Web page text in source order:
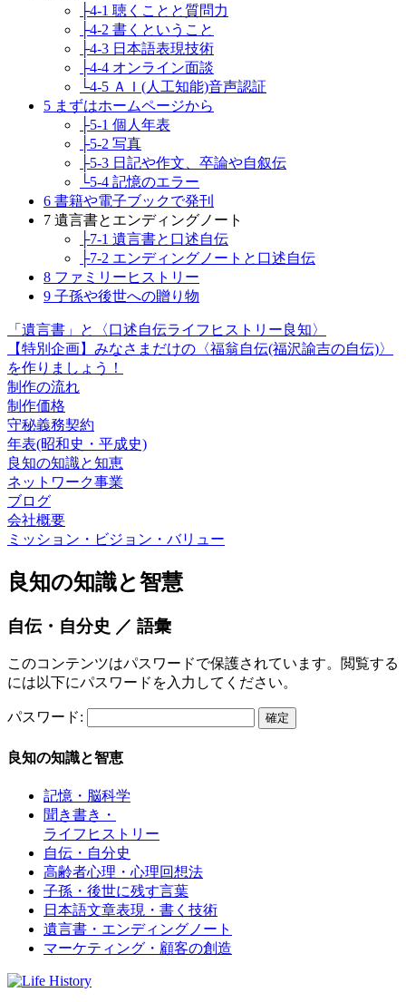
├4-1 聴くことと質問力
├4-2 書くということ
├4-3 日本語表現技術
├4-4 オンライン面談
└4-5 ＡＩ(人工知能)音声認証
5 まずはホームページから
├5-1 個人年表
├5-2 写真
├5-3 日記や作文、卒論や自叙伝
└5-4 記憶のエラー
6 書籍や電子ブックで発刊
7 遺言書とエンディングノート
├7-1 遺言書と口述自伝
├7-2 エンディングノートと口述自伝
8 ファミリーヒストリー
9 子孫や後世への贈り物
「遺言書」と〈口述自伝ライフヒストリー良知〉
【特別企画】みなさまだけの〈福翁自伝(福沢諭吉の自伝)〉
を作りましょう！
制作の流れ
制作価格
守秘義務契約
年表(昭和史・平成史)
良知の知識と知恵
ネットワーク事業
ブログ
会社概要
ミッション・ビジョン・バリュー
良知の知識と智慧
自伝・自分史 ／ 語彙
このコンテンツはパスワードで保護されています。閲覧する
には以下にパスワードを入力してください。
パスワード:
良知の知識と智恵
記憶・脳科学
聞き書き・
ライフヒストリー
自伝・自分史
高齢者心理・心理回想法
子孫・後世に残す言葉
日本語文章表現・書く技術
遺言書・エンディングノート
マーケティング・顧客の創造